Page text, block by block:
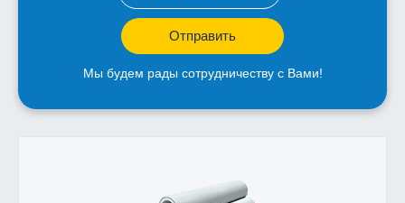
Отправить
Мы будем рады сотрудничеству с Вами!